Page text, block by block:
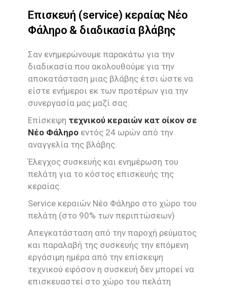
Επισκευή (service) κεραίας Νέο
Φάληρο & διαδικασία βλάβης
Σαν ενημερώνουμε παρακάτω για την
διαδικασία που ακολουθούμε για την
αποκατάσταση μιας βλάβης έτσι ώστε να
είστε ενήμεροι εκ των προτέρων για την
συνεργασία μας μαζί σας.
Επίσκεψη τεχνικού κεραιών κατ οίκον σε
Νέο Φάληρο εντός 24 ωρών από την
αναγγελία της βλάβης.
Έλεγχος συσκευής και ενημέρωση του
πελάτη για το κόστος επισκευής της
κεραίας.
Service κεραιών Νέο Φάληρο στο χώρο του
πελάτη (στο 90% των περιπτώσεων)
Απεγκατάσταση από την παροχή ρεύματος
και παραλαβή της συσκευής την επόμενη
εργάσιμη ημέρα από την επίσκεψη
τεχνικού εφόσον η συσκευή δεν μπορεί να
επισκευαστεί στο χώρο του πελάτη